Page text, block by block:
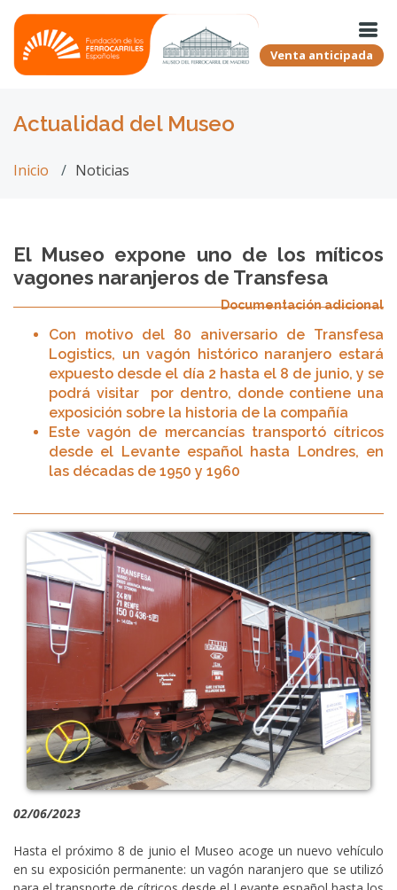
Venta anticipada
Actualidad del Museo
Inicio Noticias
El Museo expone uno de los míticos
vagones naranjeros de Transfesa
Documentación adicional
Con motivo del 80 aniversario de Transfesa
Logistics, un vagón histórico naranjero estará
expuesto desde el día 2 hasta el 8 de junio, y se
podrá visitar por dentro, donde contiene una
exposición sobre la historia de la compañía
Este vagón de mercancías transportó cítricos
desde el Levante español hasta Londres, en
las décadas de 1950 y 1960
02/06/2023
Hasta el próximo 8 de junio el Museo acoge un nuevo vehículo
en su exposición permanente: un vagón naranjero que se utilizó